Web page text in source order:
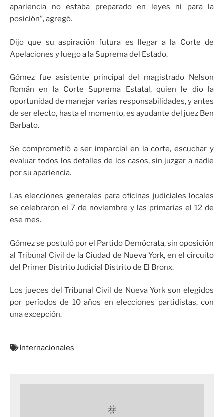
apariencia no estaba preparado en leyes ni para la
posición”, agregó.
Dijo que su aspiración futura es llegar a la Corte de
Apelaciones y luego a la Suprema del Estado.
Gómez fue asistente principal del magistrado Nelson
Román en la Corte Suprema Estatal, quien le dio la
oportunidad de manejar varias responsabilidades, y antes
de ser electo, hasta el momento, es ayudante del juez Ben
Barbato.
Se comprometió a ser imparcial en la corte, escuchar y
evaluar todos los detalles de los casos, sin juzgar a nadie
por su apariencia.
Las elecciones generales para oficinas judiciales locales
se celebraron el 7 de noviembre y las primarias el 12 de
ese mes.
Gómez se postuló por el Partido Demócrata, sin oposición
al Tribunal Civil de la Ciudad de Nueva York, en el circuito
del Primer Distrito Judicial Distrito de El Bronx.
Los jueces del Tribunal Civil de Nueva York son elegidos
por períodos de 10 años en elecciones partidistas, con
una excepción.
Internacionales